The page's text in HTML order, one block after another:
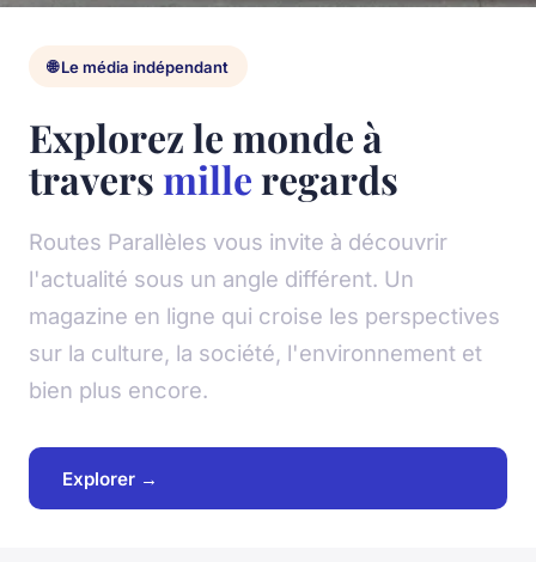
🌐 Le média indépendant
Explorez le monde à
traversmilleregards
Routes Parallèles vous invite à découvrir
l'actualité sous un angle différent. Un
magazine en ligne qui croise les perspectives
sur la culture, la société, l'environnement et
bien plus encore.
Explorer →